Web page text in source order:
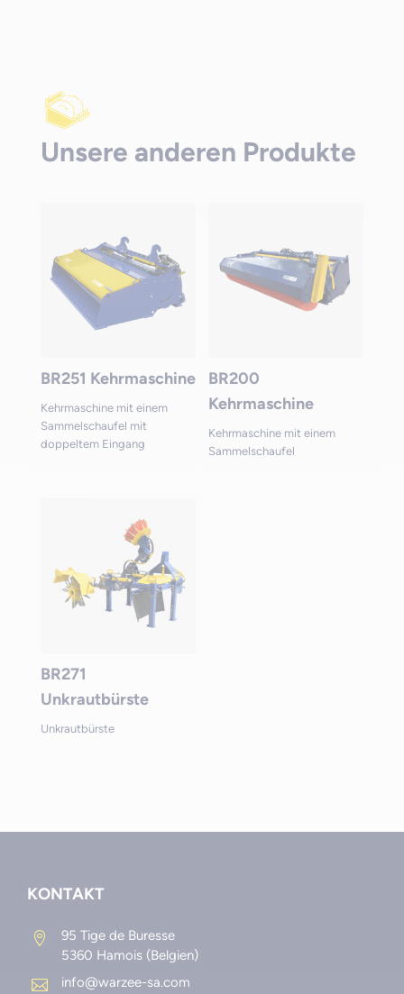
Unsere anderen Produkte
BR251 Kehrmaschine
Kehrmaschine mit einem
Sammelschaufel mit
doppeltem Eingang
BR200
Kehrmaschine
Kehrmaschine mit einem
Sammelschaufel
BR271
Unkrautbürste
Unkrautbürste
KONTAKT

95 Tige de Buresse
5360 Hamois (Belgien)

info@warzee-sa.com